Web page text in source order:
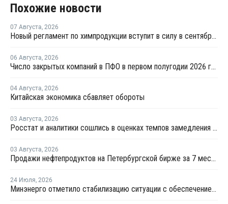
Похожие новости
07 Августа, 2026
Новый регламент по химпродукции вступит в силу в сентябре 2027 года
06 Августа, 2026
Число закрытых компаний в ПФО в первом полугодии 2026 года вдвое превысило число новых
04 Августа, 2026
Китайская экономика сбавляет обороты
03 Августа, 2026
Росстат и аналитики сошлись в оценках темпов замедления экономики
03 Августа, 2026
Продажи нефтепродуктов на Петербургской бирже за 7 месяцев снизились на 11,2%, в июле – на 35,6%
24 Июля, 2026
Минэнерго отметило стабилизацию ситуации с обеспечением топливом в ряде регионов